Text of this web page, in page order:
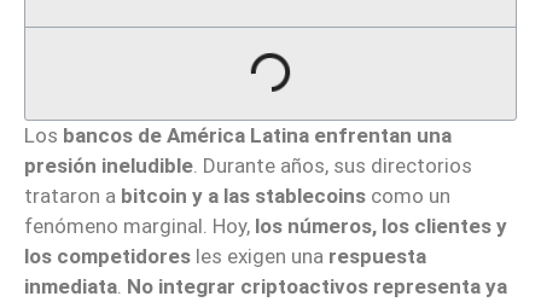
Los bancos de América Latina enfrentan una
presión ineludible . Durante años, sus directorios
trataron a bitcoin y a las stablecoins como un
fenómeno marginal. Hoy, los números, los clientes y
los competidores les exigen una respuesta
inmediata No integrar criptoactivos representa ya